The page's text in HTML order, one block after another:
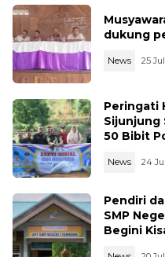
dukung
News 25
Peringati
Sijunjung
50 Bibit
News 24
Pendiri
SMP
Begini